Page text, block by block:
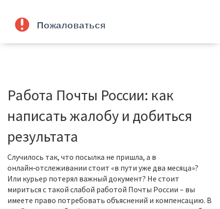
Работа Почты России: как
написать жалобу и добиться
результата
Случилось так, что посылка не пришла, а в
онлайн‑отслеживании стоит «в пути уже два месяца»?
Или курьер потерял важный документ? Не стоит
мириться с такой слабой работой Почты России – вы
имеете право потребовать объяснений и компенсацию. В